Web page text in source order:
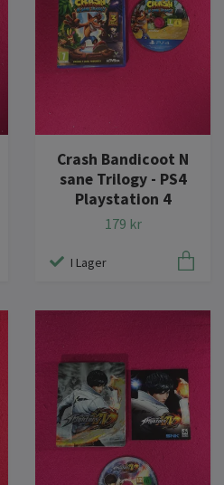
Crash Bandicoot N
sane Trilogy - PS4
Playstation 4
179 kr
I Lager